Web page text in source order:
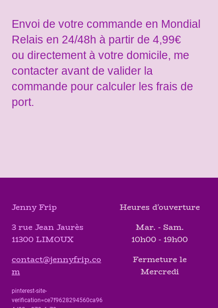
Envoi de votre commande en Mondial
Relais en 24/48h à partir de 4,99€
ou directement à votre domicile, me
contacter avant de valider la
commande pour calculer les frais de
port.
Jenny Frip
3 rue Jean Jaurès
11300 LIMOUX
contact@jennyfrip.co
m
pinterest-site-
verification=ce7f9628294560ca96
Heures d'ouverture
Mar. - Sam.
10h00 - 19h00
Fermeture le
Mercredi